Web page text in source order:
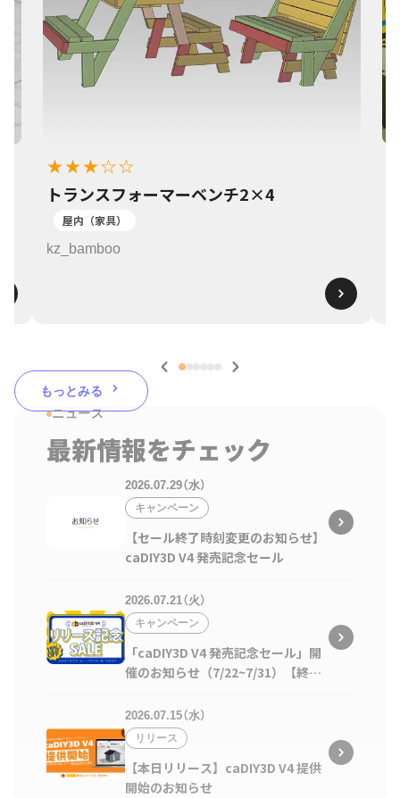
★★★☆☆
トランスフォーマーベンチ2×4
屋内（家具）
kz_bamboo
もっとみる
ニュース
最新情報をチェック
2026.07.29（水）
キャンペーン
【セール終了時刻変更のお知らせ】
caDIY3D V4 発売記念セール
2026.07.21（火）
キャンペーン
「caDIY3D V4 発売記念セール」開
催のお知らせ（7/22~7/31）【終了
2026.07.15（水）
リリース
【本日リリース】caDIY3D V4 提供
開始のお知らせ